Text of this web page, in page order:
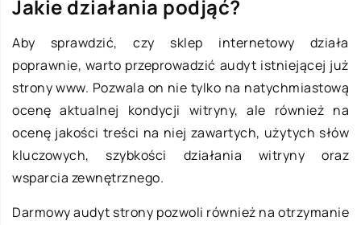
Jakie działania podjąć?
Aby sprawdzić, czy sklep internetowy działa
poprawnie, warto przeprowadzić audyt istniejącej już
strony www. Pozwala on nie tylko na natychmiastową
ocenę aktualnej kondycji witryny, ale również na
ocenę jakości treści na niej zawartych, użytych słów
kluczowych, szybkości działania witryny oraz
wsparcia zewnętrznego.
Darmowy audyt strony pozwoli również na otrzymanie